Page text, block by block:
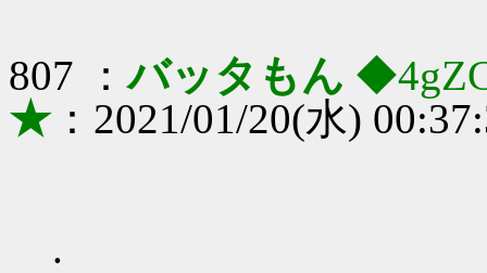
807 ：バッタもん
★：2021/01/20(水)
.